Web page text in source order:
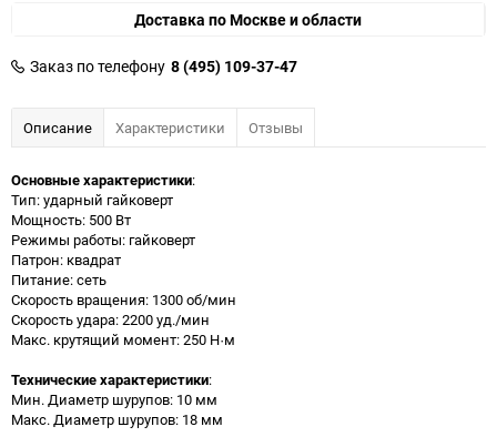
Доставка по Москве и области
Заказ по телефону 8 (495) 109-37-47
Описание Характеристики Отзывы
Основные характеристики:
Тип: ударный гайковерт
Мощность: 500 Вт
Режимы работы: гайковерт
Патрон: квадрат
Питание: сеть
Скорость вращения: 1300 об/мин
Скорость удара: 2200 уд./мин
Макс. крутящий момент: 250 Н·м
Технические характеристики:
Мин. Диаметр шурупов: 10 мм
Макс. Диаметр шурупов: 18 мм